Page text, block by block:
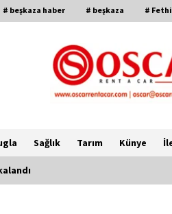
# beşkaza haber # beşkaza #
Sağlık Tarım Künye